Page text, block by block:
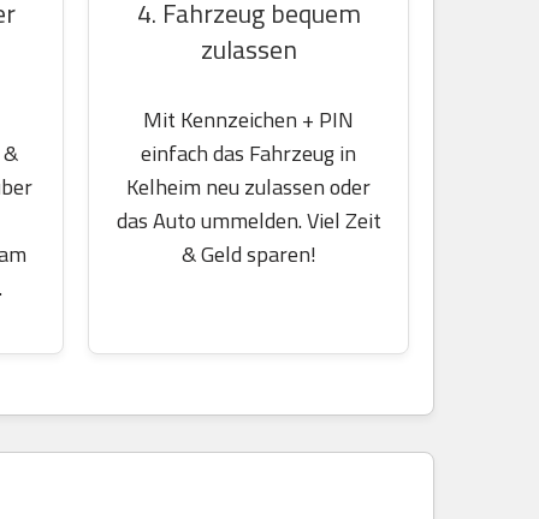
4. Fahrzeug bequem
zulassen
Mit Kennzeichen + PIN
einfach das Fahrzeug in
Kelheim neu zulassen oder
das Auto ummelden. Viel Zeit
& Geld sparen!